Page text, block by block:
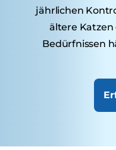
jährlichen
ältere
Bedürfnissen